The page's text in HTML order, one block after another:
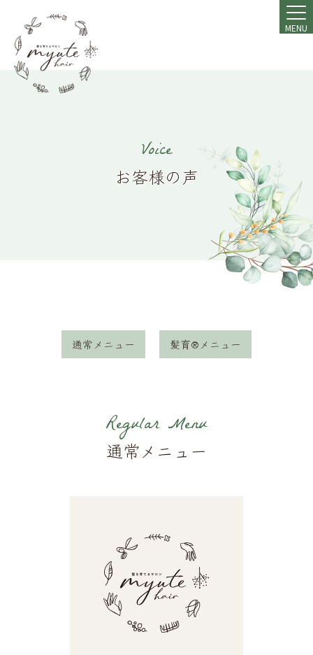
MENU
Voice
お客様の声
通常メニュー 髪育®メニュー
Regular Menu
通常メニュー